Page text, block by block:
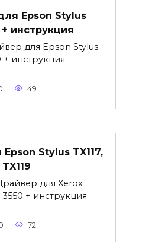
Epson Stylus
+ инструкция
для Epson Stylus
+ инструкция
49
Stylus TX117,
TX119
для Xerox
+ инструкция
72